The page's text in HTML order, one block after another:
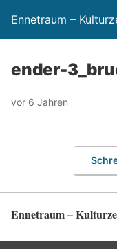
Ennetraum –
ender-
vor 6 Jahren
Ennetraum –